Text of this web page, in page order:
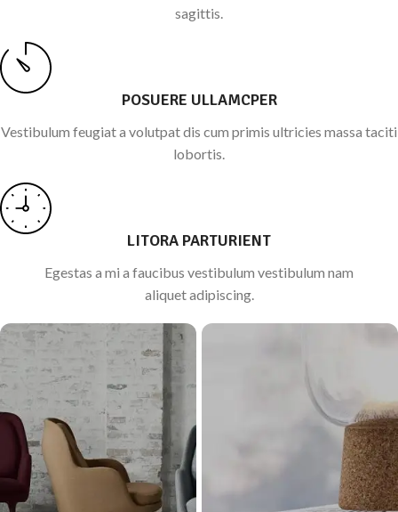
sagittis.
POSUERE ULLAMCPER
Vestibulum feugiat a volutpat dis cum primis ultricies massa taciti
lobortis.
LITORA PARTURIENT
Egestas a mi a faucibus vestibulum vestibulum nam
aliquet adipiscing.